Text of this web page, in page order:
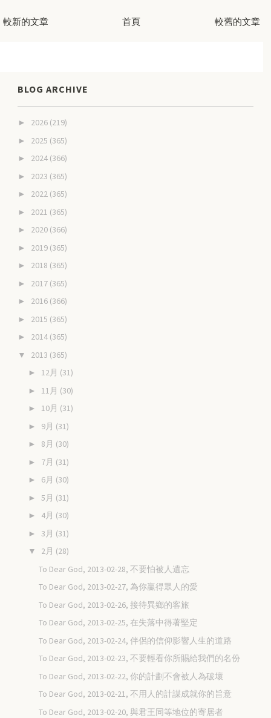
較新的文章 較舊的文章
首頁
BLOG ARCHIVE
► 2026 (219)
► 2025 (365)
► 2024 (366)
► 2023 (365)
► 2022 (365)
► 2021 (365)
► 2020 (366)
► 2019 (365)
► 2018 (365)
► 2017 (365)
► 2016 (366)
► 2015 (365)
► 2014 (365)
▼ 2013 (365)
► 12月 (31)
► 11月 (30)
► 10月 (31)
► 9月 (31)
► 8月 (30)
► 7月 (31)
► 6月 (30)
► 5月 (31)
► 4月 (30)
► 3月 (31)
▼ 2月 (28)
To Dear God, 2013-02-28, 不要怕被人遺忘
To Dear God, 2013-02-27, 為你贏得眾人的愛
To Dear God, 2013-02-26, 接待異鄉的客旅
To Dear God, 2013-02-25, 在失落中得著堅定
To Dear God, 2013-02-24, 伴侶的信仰影響人生的道路
To Dear God, 2013-02-23, 不要輕看你所賜給我們的名份
To Dear God, 2013-02-22, 你的計劃不會被人為破壞
To Dear God, 2013-02-21, 不用人的計謀成就你的旨意
To Dear God, 2013-02-20, 與君王同等地位的寄居者